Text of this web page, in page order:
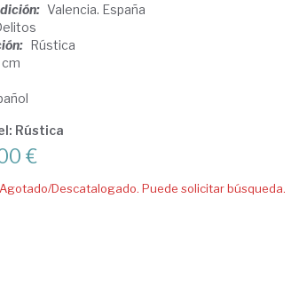
Valencia. España
Rústica
cm
Rústica
€
Agotado/Descatalogado. Puede solicitar búsqueda.